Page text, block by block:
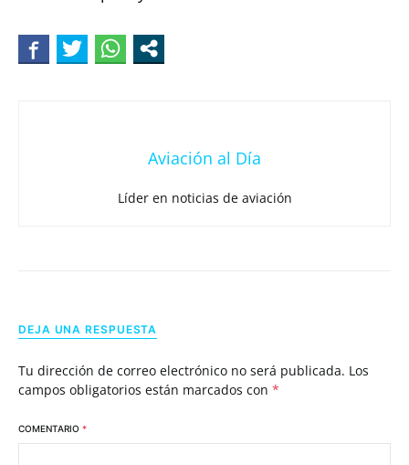
Aviación al Día
Líder en noticias de aviación
DEJA UNA RESPUESTA
Tu dirección de correo electrónico no será publicada. Los
campos obligatorios están marcados con *
COMENTARIO *